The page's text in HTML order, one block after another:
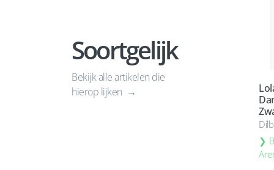
Soortgelijk
Bekijk alle artikelen die
hierop lijken